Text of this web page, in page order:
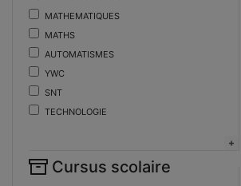
Boulangerie
Braille
Bureautique
Céramique industrielle
Chinois
Cinéma et photographie
Composition de la forme imprimante
Conducteurs routiers
mathematiques
maths
automatismes
ywc
snt
technologie
fonctions-lp
Cursus scolaire